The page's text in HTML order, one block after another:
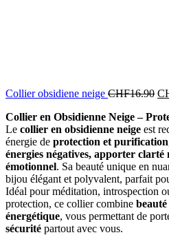
Collier obsidiene neige CHF16.90
Collier en Obsidienne Neige –
Le collier en obsidienne neige est
énergie de protection et purification
énergies négatives, apporter clarté
émotionnel. Sa beauté unique en
bijou élégant et polyvalent, parfait
Idéal pour méditation, introspection
protection, ce collier combine
énergétique, vous permettant de
sécurité partout avec vous.